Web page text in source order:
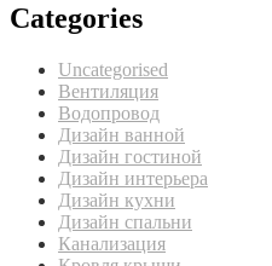
Categories
Uncategorised
Вентиляция
Водопровод
Дизайн ванной
Дизайн гостиной
Дизайн интерьера
Дизайн кухни
Дизайн спальни
Канализация